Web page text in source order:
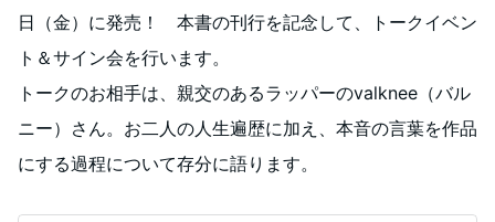
日（金）に発売！ 本書の刊行を記念して、トークイベン
ト＆サイン会を行います。
トークのお相手は、親交のあるラッパーのvalknee（バル
ニー）さん。お二人の人生遍歴に加え、本音の言葉を作品
にする過程について存分に語ります。